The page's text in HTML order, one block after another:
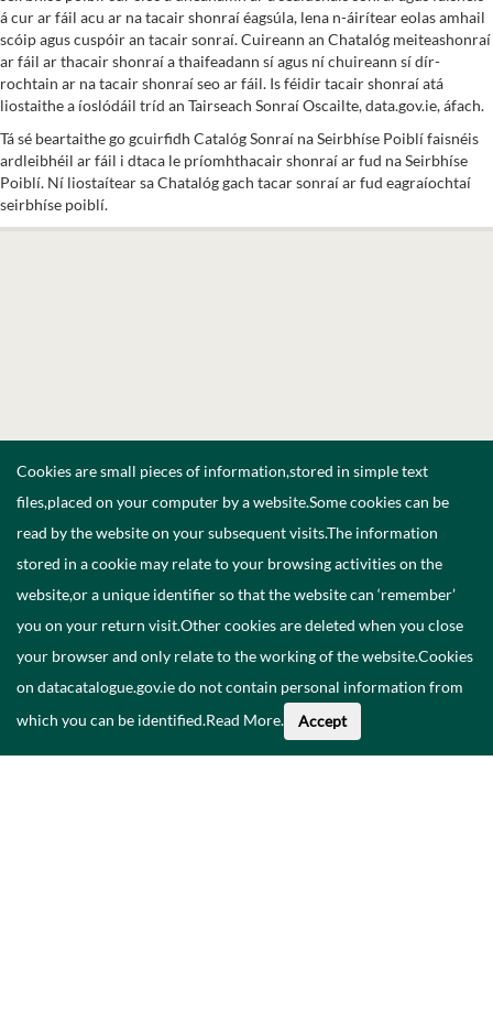
á cur ar fáil acu ar na tacair shonraí éagsúla, lena n-áirítear eolas amhail
scóip agus cuspóir an tacair sonraí. Cuireann an Chatalóg meiteashonraí
ar fáil ar thacair shonraí a thaifeadann sí agus ní chuireann sí dír-
rochtain ar na tacair shonraí seo ar fáil. Is féidir tacair shonraí atá
liostaithe a íoslódáil tríd an Tairseach Sonraí Oscailte, data.gov.ie, áfach.
Tá sé beartaithe go gcuirfidh Catalóg Sonraí na Seirbhíse Poiblí faisnéis
ardleibhéil ar fáil i dtaca le príomhthacair shonraí ar fud na Seirbhíse
Poiblí. Ní liostaítear sa Chatalóg gach tacar sonraí ar fud eagraíochtaí
seirbhíse poiblí.
Cookies are small pieces of information,stored in simple text
files,placed on your computer by a website.Some cookies can be
read by the website on your subsequent visits.The information
stored in a cookie may relate to your browsing activities on the
website,or a unique identifier so that the website can ‘remember’
you on your return visit.Other cookies are deleted when you close
your browser and only relate to the working of the website.Cookies
on datacatalogue.gov.ie do not contain personal information from
which you can be identified.Read More. Accept